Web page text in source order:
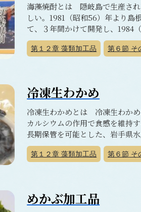
海藻焼酎とは 隠岐島で生産さ
しい。1981（昭和56）年より島
て、３年間かけて開発し、1984
第１２章 藻類加工品 第６節 そ
冷凍生わかめ
冷凍生わかめとは 冷凍生わかめ
カルシウムの作用で食感を維持
長期保管を可能とした、岩手県
第１２章 藻類加工品 第６節 そ
めかぶ加工品